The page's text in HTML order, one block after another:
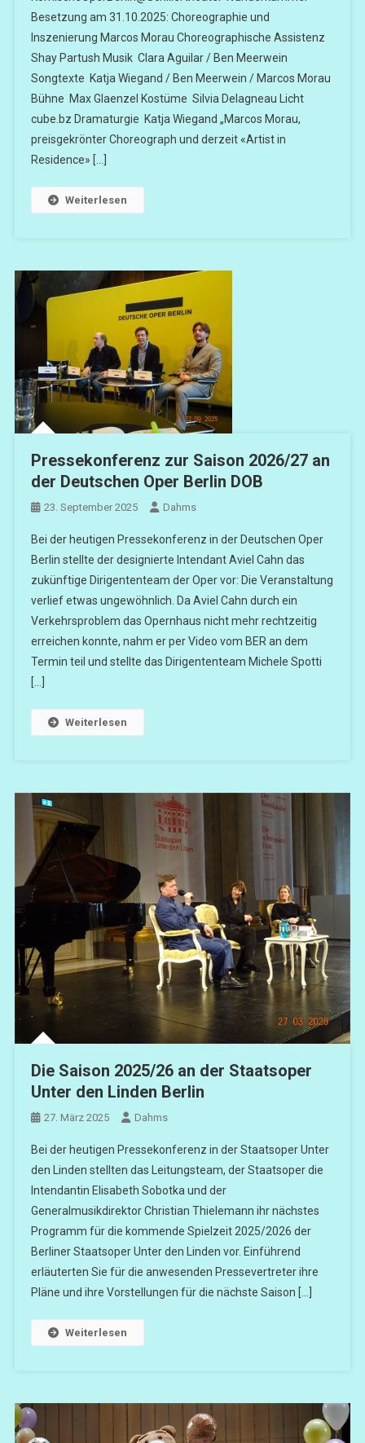
Besetzung am 31.10.2025: Choreographie und
Inszenierung Marcos Morau Choreographische Assistenz
Shay Partush Musik Clara Aguilar / Ben Meerwein
Songtexte Katja Wiegand / Ben Meerwein / Marcos Morau
Bühne Max Glaenzel Kostüme Silvia Delagneau Licht
cube.bz Dramaturgie Katja Wiegand „Marcos Morau,
preisgekrönter Choreograph und derzeit «Artist in
Residence» […]
Weiterlesen
Pressekonferenz zur Saison 2026/27 an
der Deutschen Oper Berlin DOB
23. September 2025 Dahms
Bei der heutigen Pressekonferenz in der Deutschen Oper
Berlin stellte der designierte Intendant Aviel Cahn das
zukünftige Dirigententeam der Oper vor: Die Veranstaltung
verlief etwas ungewöhnlich. Da Aviel Cahn durch ein
Verkehrsproblem das Opernhaus nicht mehr rechtzeitig
erreichen konnte, nahm er per Video vom BER an dem
Termin teil und stellte das Dirigententeam Michele Spotti
[…]
Weiterlesen
Die Saison 2025/26 an der Staatsoper
Unter den Linden Berlin
27. März 2025 Dahms
Bei der heutigen Pressekonferenz in der Staatsoper Unter
den Linden stellten das Leitungsteam, der Staatsoper die
Intendantin Elisabeth Sobotka und der
Generalmusikdirektor Christian Thielemann ihr nächstes
Programm für die kommende Spielzeit 2025/2026 der
Berliner Staatsoper Unter den Linden vor. Einführend
erläuterten Sie für die anwesenden Pressevertreter ihre
Pläne und ihre Vorstellungen für die nächste Saison […]
Weiterlesen